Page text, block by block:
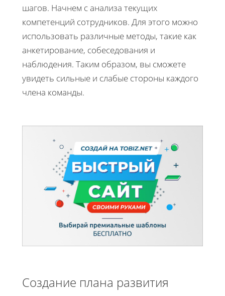
шагов. Начнем с анализа текущих
компетенций сотрудников. Для этого можно
использовать различные методы, такие как
анкетирование, собеседования и
наблюдения. Таким образом, вы сможете
увидеть сильные и слабые стороны каждого
члена команды.
Создание плана развития